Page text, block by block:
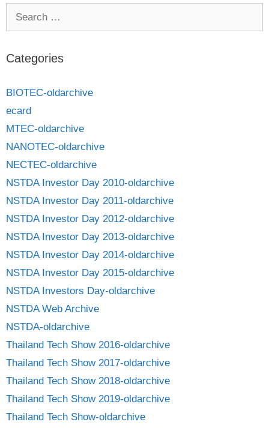
Categories
BIOTEC-oldarchive
ecard
MTEC-oldarchive
NANOTEC-oldarchive
NECTEC-oldarchive
NSTDA Investor Day 2010-oldarchive
NSTDA Investor Day 2011-oldarchive
NSTDA Investor Day 2012-oldarchive
NSTDA Investor Day 2013-oldarchive
NSTDA Investor Day 2014-oldarchive
NSTDA Investor Day 2015-oldarchive
NSTDA Investors Day-oldarchive
NSTDA Web Archive
NSTDA-oldarchive
Thailand Tech Show 2016-oldarchive
Thailand Tech Show 2017-oldarchive
Thailand Tech Show 2018-oldarchive
Thailand Tech Show 2019-oldarchive
Thailand Tech Show-oldarchive